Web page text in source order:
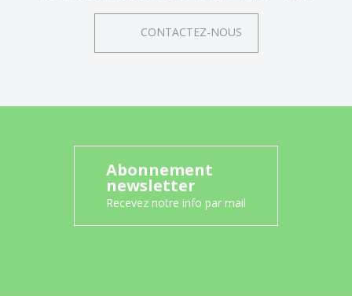
CONTACTEZ-NOUS
Abonnement
newsletter
Recevez notre info par mail